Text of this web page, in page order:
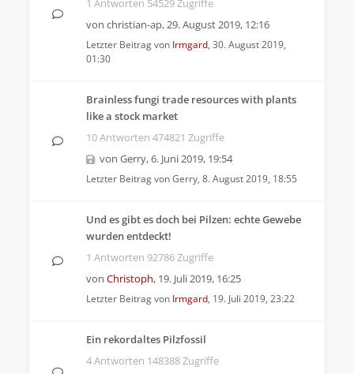
1 Antworten 54529 Zugriffe
von christian-ap,29. August 2019, 12:16
Letzter Beitrag von Irmgard, 30. August 2019,
01:30
Brainless fungi trade resources with plants
like a stock market
10 Antworten 474821 Zugriffe
von Gerry,6. Juni 2019, 19:54
Letzter Beitrag vonGerry, 8. August 2019, 18:55
Und es gibt es doch bei Pilzen: echte Gewebe
wurden entdeckt!
1 Antworten 92786 Zugriffe
von Christoph, 19. Juli 2019, 16:25
Letzter Beitrag von Irmgard, 19. Juli 2019, 23:22
Ein rekordaltes Pilzfossil
4 Antworten 148388 Zugriffe